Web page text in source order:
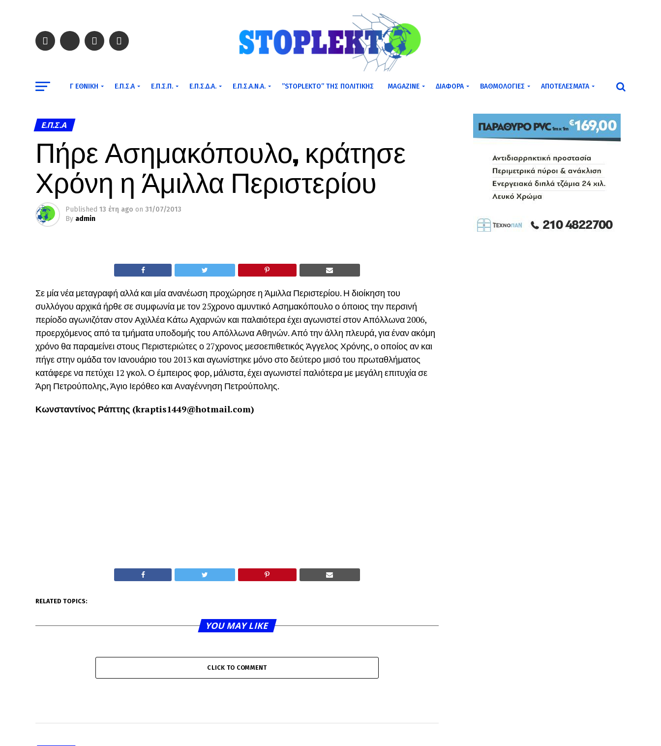
Γ ΕΘΝΙΚΉ Ε.Π.Σ.Α Ε.Π.Σ.Π. Ε.Π.Σ.Δ.Α. Ε.Π.Σ.Α.Ν.Α. ”STOPLEKTO” ΤΗΣ ΠΟΛΙΤΙΚΗΣ MAGAZINE ΔΙΆΦΟΡΑ ΒΑΘΜΟΛΟΓΊΕΣ ΑΠΟΤΕΛΈΣΜΑΤΑ
Ε.Π.Σ.Α
Πήρε Ασημακόπουλο, κράτησε
Χρόνη η Άμιλλα Περιστερίου
Published 13 έτη ago on 31/07/2013
By admin
Σε μία νέα μεταγραφή αλλά και μία ανανέωση προχώρησε η Άμιλλα Περιστερίου. Η διοίκηση του
συλλόγου αρχικά ήρθε σε συμφωνία με τον 25χρονο αμυντικό Ασημακόπουλο ο όποιος την περσινή
περίοδο αγωνιζόταν στον Αχιλλέα Κάτω Αχαρνών και παλαιότερα έχει αγωνιστεί στον Απόλλωνα 2006,
προερχόμενος από τα τμήματα υποδομής του Απόλλωνα Αθηνών. Από την άλλη πλευρά, για έναν ακόμη
χρόνο θα παραμείνει στους Περιστεριώτες ο 27χρονος μεσοεπιθετικός Άγγελος Χρόνης, ο οποίος αν και
πήγε στην ομάδα τον Ιανουάριο του 2013 και αγωνίστηκε μόνο στο δεύτερο μισό του πρωταθλήματος
κατάφερε να πετύχει 12 γκολ. Ο έμπειρος φορ, μάλιστα, έχει αγωνιστεί παλιότερα με μεγάλη επιτυχία σε
Άρη Πετρούπολης, Άγιο Ιερόθεο και Αναγέννηση Πετρούπολης.
Κωνσταντίνος Ράπτης (kraptis1449@hotmail.com)
RELATED TOPICS:
YOU MAY LIKE
CLICK TO COMMENT